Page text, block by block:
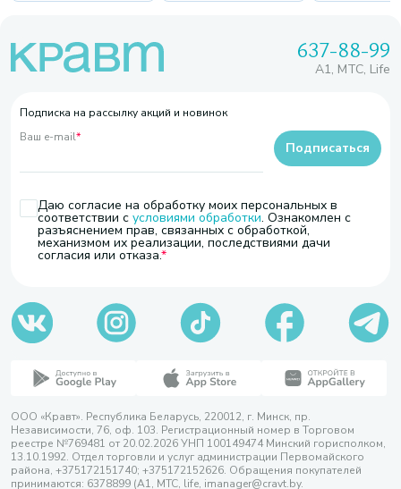
637-88-99
A1, МТС, Life
Подписка на рассылку акций и новинок
Ваш e-mail*
Даю согласие на обработку моих персональных в
соответствии с условиями обработки. Ознакомлен с
разъяснением прав, связанных с обработкой,
механизмом их реализации, последствиями дачи
согласия или отказа.
Подписаться
ООО «Кравт». Республика Беларусь, 220012, г. Минск, пр.
Независимости, 76, оф. 103. Регистрационный номер в Торговом
реестре №769481 от 20.02.2026 УНП 100149474 Минский горисполком,
13.10.1992. Отдел торговли и услуг администрации Первомайского
района, +375172151740; +375172152626. Обращения покупателей
принимаются: 6378899 (А1, МТС, life, imanager@cravt.by.